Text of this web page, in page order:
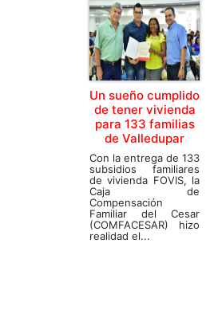
Un sueño cumplido
de tener vivienda
para 133 familias
de Valledupar
Con la entrega de 133
subsidios familiares
de vivienda FOVIS, la
Caja de
Compensación
Familiar del Cesar
(COMFACESAR) hizo
realidad el...